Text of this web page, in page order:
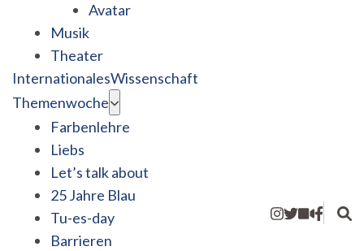
Avatar
Musik
Theater
InternationalesWissenschaft
Themenwoche
Farbenlehre
Liebs
Let’s talk about
25 Jahre Blau
Tu-es-day
Barrieren